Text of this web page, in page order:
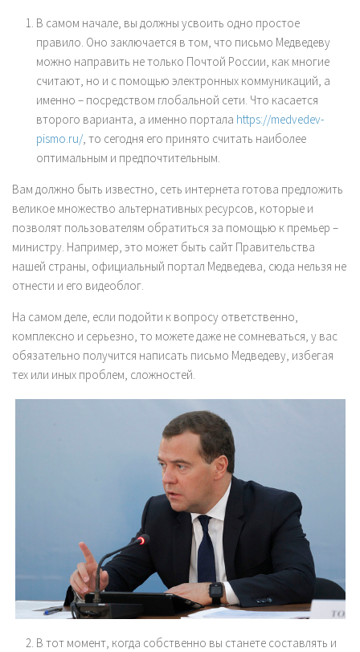
В самом начале, вы должны усвоить одно простое
правило. Оно заключается в том, что письмо Медведеву
можно направить не только Почтой России, как многие
считают, но и с помощью электронных коммуникаций, а
именно – посредством глобальной сети. Что касается
второго варианта, а именно портала https://medvedev-
pismo.ru/ , то сегодня его принято считать наиболее
оптимальным и предпочтительным.
Вам должно быть известно, сеть интернета готова предложить
великое множество альтернативных ресурсов, которые и
позволят пользователям обратиться за помощью к премьер –
министру. Например, это может быть сайт Правительства
нашей страны, официальный портал Медведева, сюда нельзя не
отнести и его видеоблог.
На самом деле, если подойти к вопросу ответственно,
комплексно и серьезно, то можете даже не сомневаться, у вас
обязательно получится написать письмо Медведеву, избегая
тех или иных проблем, сложностей.
В тот момент, когда собственно вы станете составлять и